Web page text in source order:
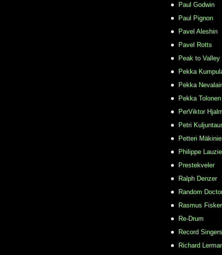
Paul Godwin
Paul Pignon
Pavel Aleshin
Pavel Rotts
Peak to Valley
Pekka
Pekka
Pekka Tolonen
PerViktor
Petri
Petteri
Philippe
Prestekveler
Ralph Denzer
Random
Rasmus Fisker
Re-Drum
Record Singers
Richard